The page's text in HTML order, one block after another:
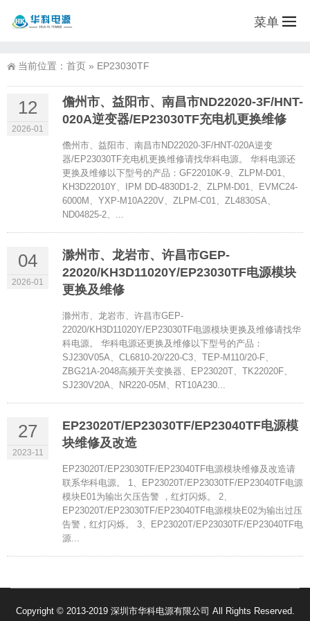
菜单
当前位置： 首页 » EP23030TF
12
2026-01
儋州市、益阳市、南昌市ND22020-3F/HNT-
020A逆变器/EP23030TF充电机更换维修
儋州市、益阳市、南昌市ND22020-3F/HNT-020A逆变
器/EP23030TF充电机更换维修请找华科电源。 华科电源还
更换及维修以下型号的产品：GF22010K-9、ZLPM-D01、
KH3D22010Y、IPM DD-4830D1-2、ZLPM-D01、EVMC24-
6000M、YXP-M10A220V、ZLPM-C01、ZL4830SA、
ND04825-2、...
04
2026-01
滁州市、龙岩市、许昌市GEP-
22020/KH3D11020Y/EP23030TF电源模块
更换及维修
滁州市、龙岩市、许昌市GEP-
22020/KH3D11020Y/EP23030TF电源模块更换及维修请找华
科电源。 华科电源还更换及维修以下型号的产品：
SJ230V05A、CL6810-20/220-C3、TEP-M110/20-F、
ZBG21A-2048高频开关变换器、EP23020T、TK22020F、
SJ230V20A、NR220-05M、RT10A230...
27
2023-11
EP23020T/EP23030TF/EP23040TF电源模
块维修及改造
EP23020T/EP23030TF/EP23040TF电源模块维修及改造请
联系华科电源。 1、EP23020T/EP23030TF/EP23040TF电源
模块E01为输出欠压告警 ，红灯闪烁。 2、
EP23020T/EP23030TF/EP23040TF电源模块E02为输出过压
告警，红灯闪烁。 3、EP23020T/EP23030TF/EP23040TF电
源...
Copyright © 2013-2019 深圳市华科电源有限公司 All Rights Reserved.